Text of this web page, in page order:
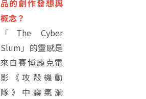
品的創作發想與
概念？
「The Cyber
Slum」的靈感是
來自賽博龐克電
影《攻殼機動
隊》中霧氣瀰